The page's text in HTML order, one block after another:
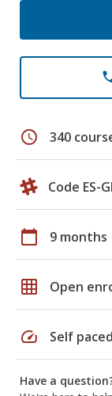
schedule 340
Code ES-
calendar_today 9 months
grid_on Open
speed Self paced
Have a